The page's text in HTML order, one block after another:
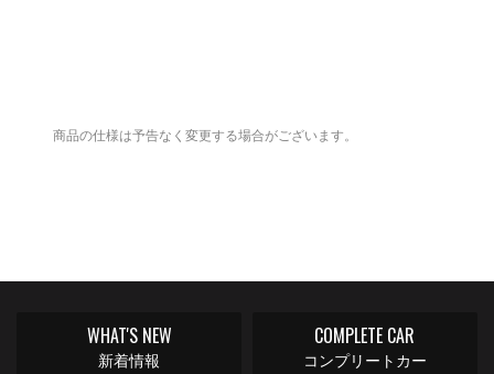
商品の仕様は予告なく変更する場合がございます。
WHAT'S NEW
新着情報
COMPLETE CAR
コンプリートカー